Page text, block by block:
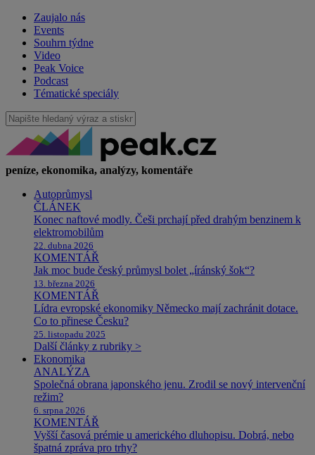
Zaujalo nás
Events
Souhrn týdne
Video
Peak Voice
Podcast
Tématické speciály
peníze, ekonomika, analýzy, komentáře
Autoprůmysl
ČLÁNEK
Konec naftové modly. Češi prchají před drahým benzinem k
elektromobilům
22. dubna 2026
KOMENTÁŘ
Jak moc bude český průmysl bolet „íránský šok“?
13. března 2026
KOMENTÁŘ
Lídra evropské ekonomiky Německo mají zachránit dotace.
Co to přinese Česku?
25. listopadu 2025
Další články z rubriky >
Ekonomika
ANALÝZA
Společná obrana japonského jenu. Zrodil se nový intervenční
režim?
6. srpna 2026
KOMENTÁŘ
Vyšší časová prémie u amerického dluhopisu. Dobrá, nebo
špatná zpráva pro trhy?